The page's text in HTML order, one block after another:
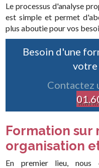
Le processus d'analyse
est simple et permet
plus aboutie pour vos
Besoin d'une
votre
Contactez
01
Formation sur
organisation
En premier lieu, nous